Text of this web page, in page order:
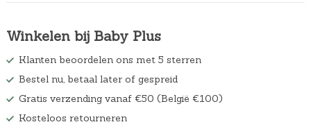
Winkelen bij Baby Plus
Klanten beoordelen ons met 5 sterren
Bestel nu, betaal later of gespreid
Gratis verzending vanaf €50 (België €100)
Kosteloos retourneren